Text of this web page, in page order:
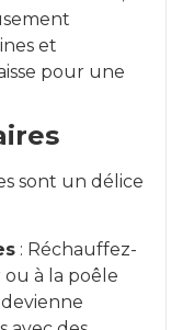
et
pour une
sont un délice
: Réchauffez-
à la poêle